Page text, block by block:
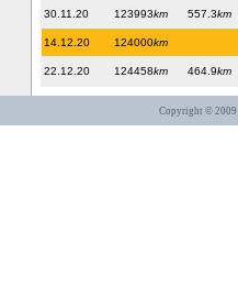
30.11.20 123993km 557.3km
14.12.20 124000km
22.12.20 124458km 464.9km
Copyright © 2009